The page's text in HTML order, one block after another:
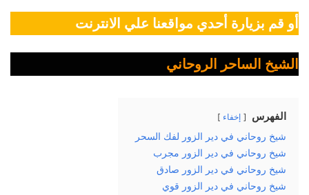
أو قم بزيارة أحدي مواقعنا علي الانترنت
الشيخ الساحر الروحاني
الفهرس إخفاء
شيخ روحاني في دير الزور لفك السحر
شيخ روحاني في دير الزور مجرب
شيخ روحاني في دير الزور صادق
شيخ روحاني في دير الزور قوي